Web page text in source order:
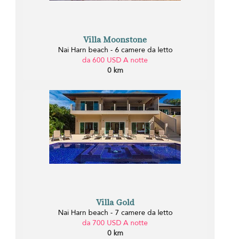
Villa Moonstone
Nai Harn beach - 6 camere da letto
da 600 USD A notte
0 km
Villa Gold
Nai Harn beach - 7 camere da letto
da 700 USD A notte
0 km